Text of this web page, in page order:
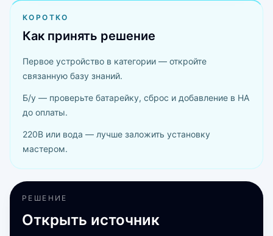
КОРОТКО
Как принять решение
Первое устройство в категории — откройте
связанную базу знаний.
Б/у — проверьте батарейку, сброс и добавление в HA
до оплаты.
220В или вода — лучше заложить установку
мастером.
РЕШЕНИЕ
Открыть источник